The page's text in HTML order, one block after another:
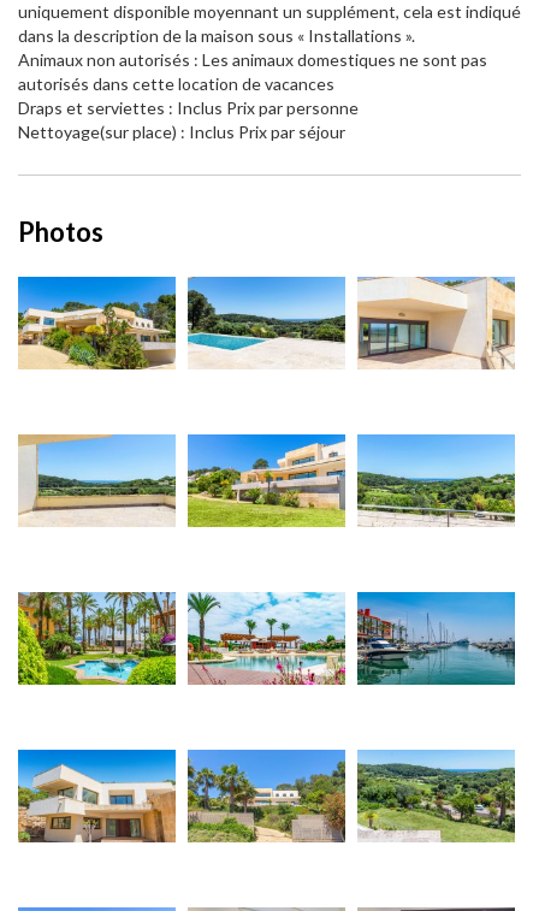
uniquement disponible moyennant un supplément, cela est indiqué
dans la description de la maison sous « Installations ».
Animaux non autorisés : Les animaux domestiques ne sont pas
autorisés dans cette location de vacances
Draps et serviettes : Inclus Prix par personne
Nettoyage(sur place) : Inclus Prix par séjour
Photos